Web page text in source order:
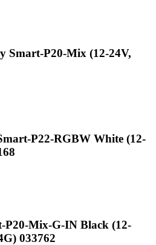
Smart-P20-Mix (12-24V,
P22-RGBW White (12-
Mix-G-IN Black (12-
033762